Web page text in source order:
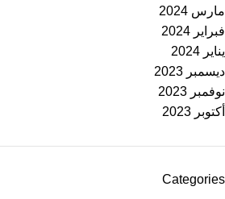
مارس 2024
فبراير 2024
يناير 2024
ديسمبر 2023
نوفمبر 2023
أكتوبر 2023
Categories